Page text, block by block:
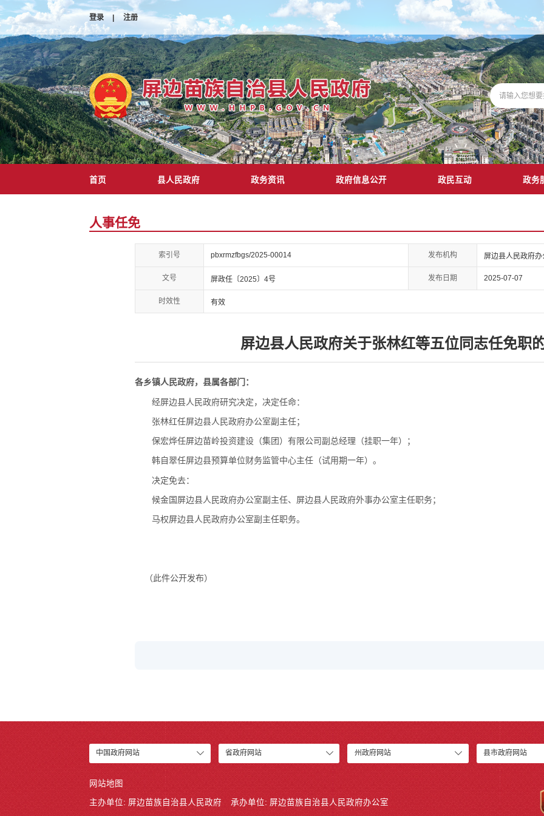
登录 | 注册
首页 县人民政府 政务资讯 政府信息公开 政民互动 政务
人事任免
索引号 pbxrmzfbgs/2025-00014 发布机构 屏边县人民政府办
文号 屏政任〔2025〕4号 发布日期 2025-07-07
时效性 有效
屏边县人民政府关于张林红等五位同志任免职
各乡镇人民政府，县属各部门：
经屏边县人民政府研究决定，决定任命：
张林红任屏边县人民政府办公室副主任；
保宏烨任屏边苗岭投资建设（集团）有限公司副总经理（挂职一年）；
韩自翠任屏边县预算单位财务监管中心主任（试用期一年）。
决定免去：
候金国屏边县人民政府办公室副主任、屏边县人民政府外事办公室主任职务；
马权屏边县人民政府办公室副主任职务。
（此件公开发布）
中国政府网站 省政府网站 州政府网站 县市政府网站
网站地图
主办单位: 屏边苗族自治县人民政府 承办单位: 屏边苗族自治县人民政府办公室